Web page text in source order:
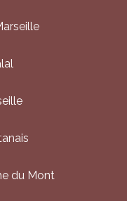
du Mont